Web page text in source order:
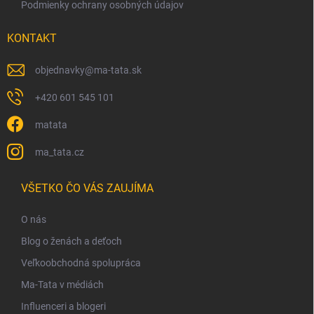
Podmienky ochrany osobných údajov
KONTAKT
objednavky@ma-tata.sk
+420 601 545 101
matata
ma_tata.cz
VŠETKO ČO VÁS ZAUJÍMA
O nás
Blog o ženách a deťoch
Veľkoobchodná spolupráca
Ma-Tata v médiách
Influenceri a blogeri